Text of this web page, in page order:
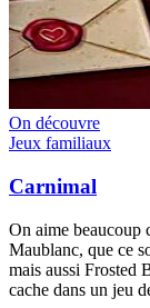
On découvre
Jeux familiaux
Carnimal
On aime beaucoup
Maublanc, que ce
mais aussi Frosted
cache dans un jeu